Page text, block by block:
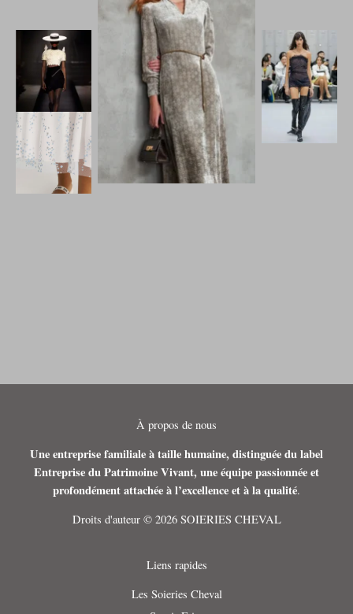
À propos de nous
Une entreprise familiale à taille humaine, distinguée du label
Entreprise du Patrimoine Vivant, une équipe passionnée et
profondément attachée à l’excellence et à la qualité.
Droits d'auteur © 2026 SOIERIES CHEVAL
Liens rapides
Les Soieries Cheval